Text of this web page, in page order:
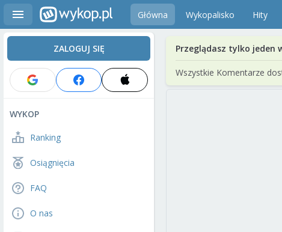
Główna Wykopalisko Hity
ZALOGUJ SIĘ
WYKOP
Ranking
Osiągnięcia
FAQ
O nas
Przeglądasz tylko jeden
Wszystkie Komentarze